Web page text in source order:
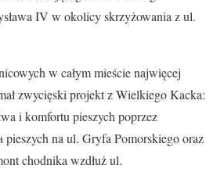
IV w okolicy skrzyżowania z ul.
w całym mieście najwięcej
zwycięski projekt z Wielkiego Kacka:
i komfortu pieszych poprzez
pieszych na ul. Gryfa Pomorskiego oraz
chodnika wzdłuż ul.